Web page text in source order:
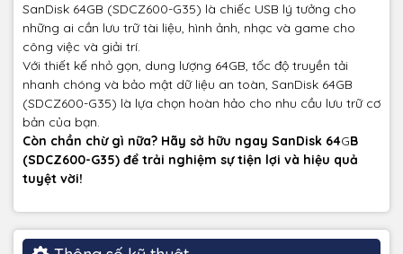
SanDisk 64GB (SDCZ600-G35) là chiếc USB lý tưởng cho
những ai cần lưu trữ tài liệu, hình ảnh, nhạc và game cho
công việc và giải trí.
Với thiết kế nhỏ gọn, dung lượng 64GB, tốc độ truyền tải
nhanh chóng và bảo mật dữ liệu an toàn, SanDisk 64GB
(SDCZ600-G35) là lựa chọn hoàn hảo cho nhu cầu lưu trữ cơ
bản của bạn.
Còn chần chừ gì nữa? Hãy sở hữu ngay SanDisk 64GB
(SDCZ600-G35) để trải nghiệm sự tiện lợi và hiệu quả
tuyệt vời!